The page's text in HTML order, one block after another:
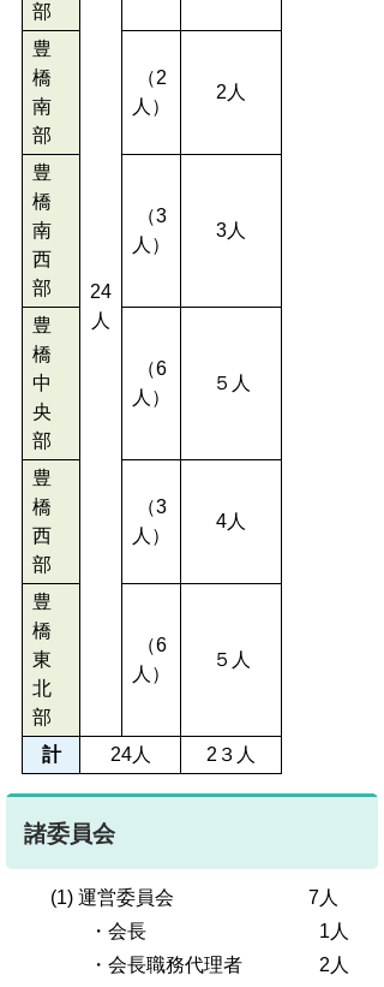
部
24
人
豊
橋
南
部
（2
人）
2人
豊
橋
南
西
部
（3
人）
3人
豊
橋
中
央
部
（6
人）
５人
豊
橋
西
部
（3
人）
4人
豊
橋
東
北
部
（6
人）
５人
計 24人 2３人
諸委員会
(1) 運営委員会 7人
・会長 1人
・会長職務代理者 2人